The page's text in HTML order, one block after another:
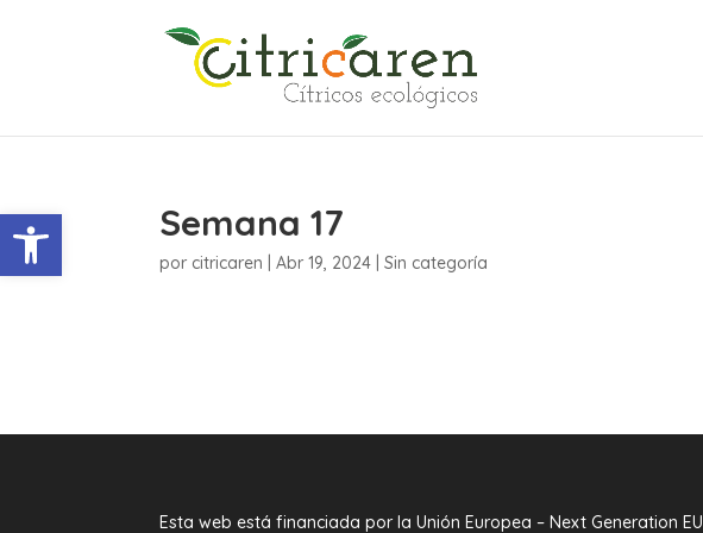
Abrir barra de herramientasSemana 17
por citricaren |Abr 19, 2024 | Sin categoría
Esta web está financiada por la Unión Europea – Next Generation EU